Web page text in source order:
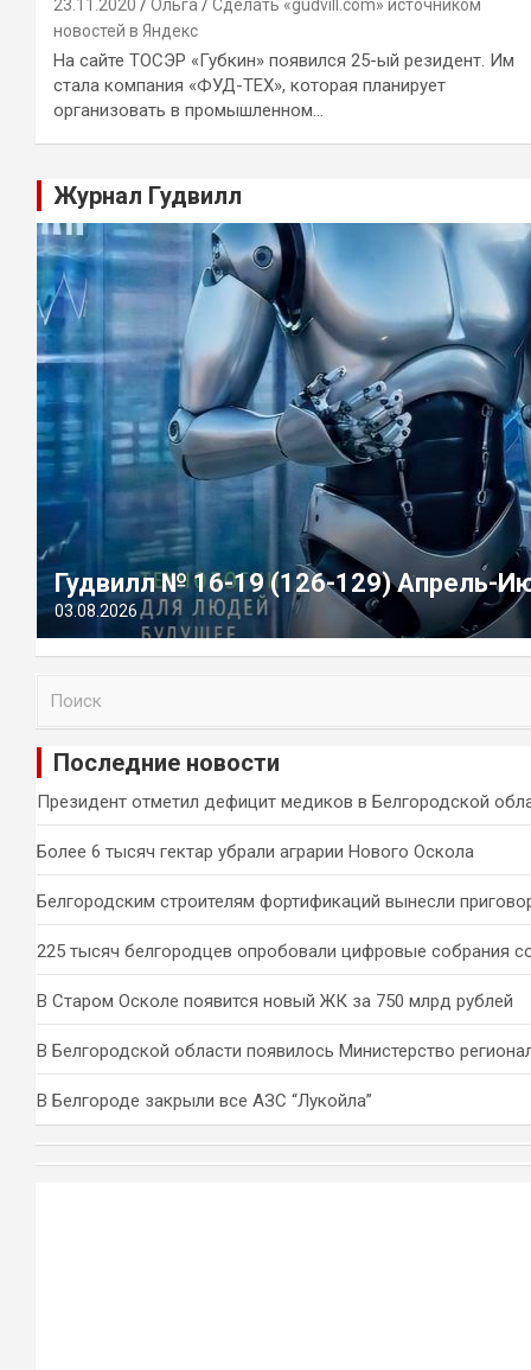
23.11.2020 Ольга
Сделать «gudvill.com» источником
новостей в Яндекс
На сайте ТОСЭР «Губкин» появился 25-ый резидент. Им
стала компания «ФУД-ТЕХ», которая планирует
организовать в промышленном…
Журнал Гудвилл
Гудвилл № 16-19 (126-129) Апрель-
03.08.2026
Последние новости
Президент отметил дефицит медиков в Белгородской
Более 6 тысяч гектар убрали аграрии Нового Оскола
Белгородским строителям фортификаций вынесли
225 тысяч белгородцев опробовали цифровые собрания
В Старом Осколе появится новый ЖК за 750 млрд рублей
В Белгородской области появилось Министерство
В Белгороде закрыли все АЗС “Лукойла”